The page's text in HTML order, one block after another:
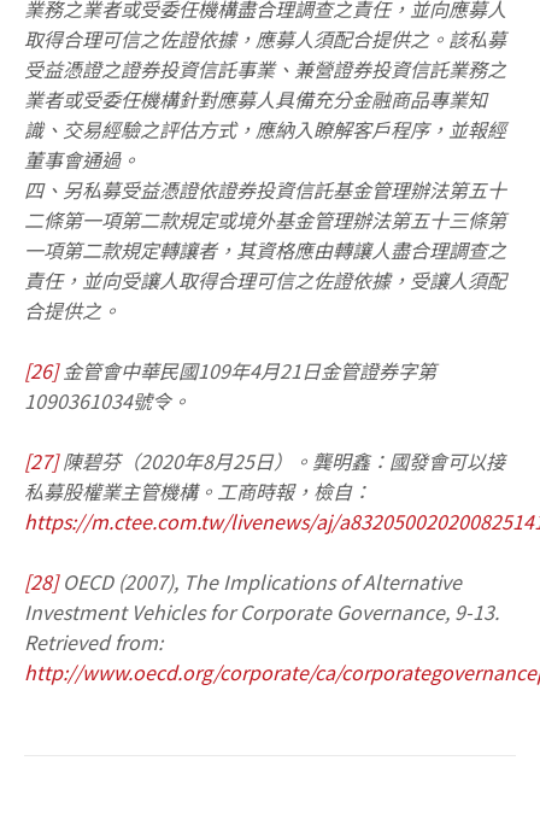
業務之業者或受委任機構盡合理調查之責任，並向應募人
取得合理可信之佐證依據，應募人須配合提供之。該私募
受益憑證之證券投資信託事業、兼營證券投資信託業務之
業者或受委任機構針對應募人具備充分金融商品專業知
識、交易經驗之評估方式，應納入瞭解客戶程序，並報經
董事會通過。
四、另私募受益憑證依證券投資信託基金管理辦法第五十
二條第一項第二款規定或境外基金管理辦法第五十三條第
一項第二款規定轉讓者，其資格應由轉讓人盡合理調查之
責任，並向受讓人取得合理可信之佐證依據，受讓人須配
合提供之。
[26] 金管會中華民國109年4月21日金管證券字第
1090361034號令。
[27] 陳碧芬（2020年8月25日）。龔明鑫：國發會可以接
私募股權業主管機構。工商時報，檢自：
https://m.ctee.com.tw/livenews/aj/
[28] OECD (2007), The Implications of Alternative
Investment Vehicles for Corporate Governance, 9-13.
Retrieved from:
http://www.oecd.org/corporate/ca/